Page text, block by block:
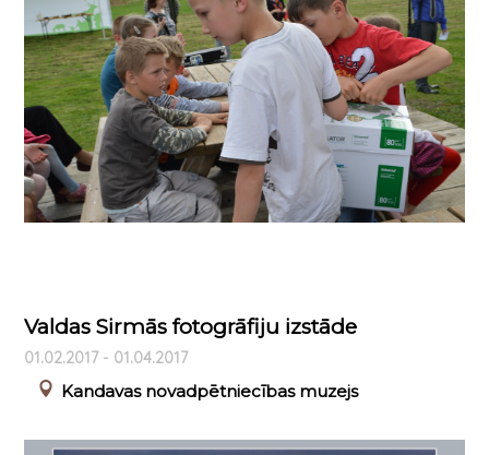
Valdas Sirmās fotogrāfiju izstāde
01.02.2017 - 01.04.2017
Kandavas novadpētniecības muzejs